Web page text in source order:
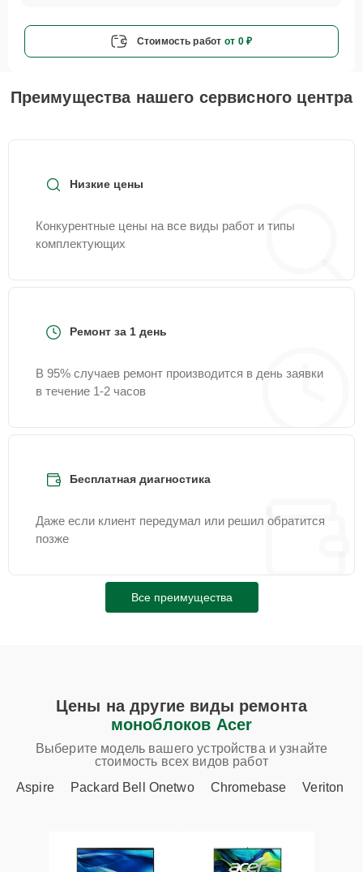
Стоимость работ от 0 ₽
Преимущества нашего сервисного центра
Низкие цены
Конкурентные цены на все виды работ и типы
комплектующих
Ремонт за 1 день
В 95% случаев ремонт производится в день заявки
в течение 1-2 часов
Бесплатная диагностика
Даже если клиент передумал или решил обратится
позже
Все преимущества
Цены на другие виды ремонта
моноблоков Acer
Выберите модель вашего устройства и узнайте
стоимость всех видов работ
Aspire
Packard Bell Onetwo Chromebase Veriton